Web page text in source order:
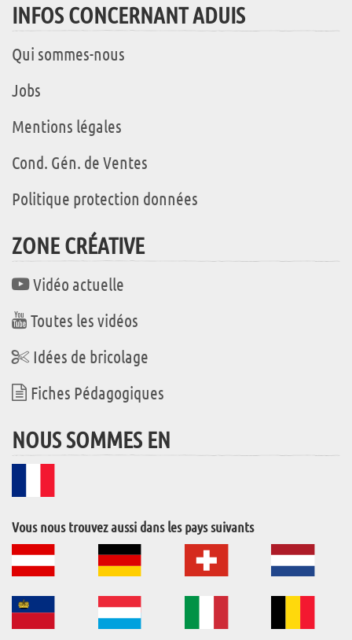
INFOS CONCERNANT ADUIS
Qui sommes-nous
Jobs
Mentions légales
Cond. Gén. de Ventes
Politique protection données
ZONE CRÉATIVE
Vidéo actuelle
Toutes les vidéos
Idées de bricolage
Fiches Pédagogiques
NOUS SOMMES EN
Vous nous trouvez aussi dans les pays suivants